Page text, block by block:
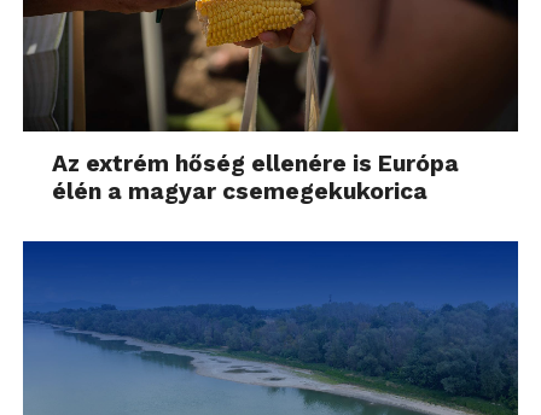
Az extrém hőség ellenére is Európa
élén a magyar csemegekukorica